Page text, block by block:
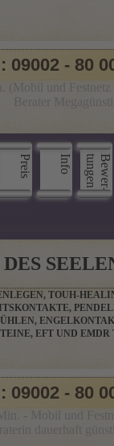
Preis Info B
e
w
e
r
­
t
u
n
g
e
n
09002 - 80
TOUH-
EFT UND EMDR
09002 - 80